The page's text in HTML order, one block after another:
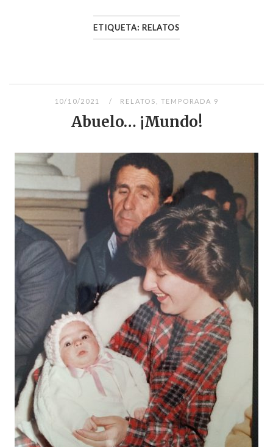
ETIQUETA: RELATOS
10/10/2021 RELATOS TEMPORADA 9
Abuelo… ¡Mundo!